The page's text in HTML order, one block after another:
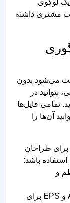
برند شما را
تمیزی، سرعت
از برندهای
خاص و
می‌شوند.
بسپارد